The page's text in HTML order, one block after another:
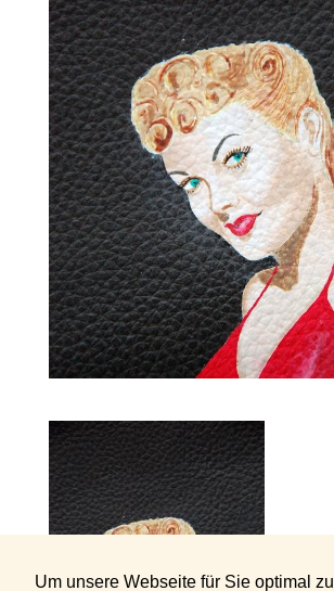
Um unsere Webseite für Sie optimal zu